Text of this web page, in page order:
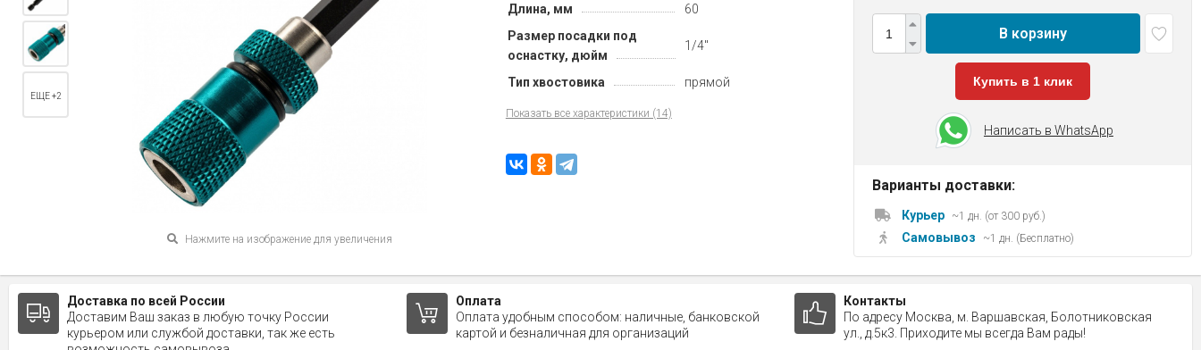
Нажмите на изображение для увеличения
ЕЩЕ +2
Длина, мм
60
Размер посадки под
оснастку, дюйм
1/4"
Тип хвостовика прямой
Показать все характеристики (14)
В корзину
Купить в 1 клик
Написать в WhatsApp
Варианты доставки:
Курьер ~1 дн. (от 300 руб.)
Самовывоз ~1 дн. (Бесплатно)
Доставка по всей России
Доставим Ваш заказ в любую точку России
курьером или службой доставки, так же есть
Оплата
Оплата удобным способом: наличные, банковской
картой и безналичная для организаций
Контакты
По адресу Москва, м. Варшавская, Болотниковская
ул., д.5к3. Приходите мы всегда Вам рады!